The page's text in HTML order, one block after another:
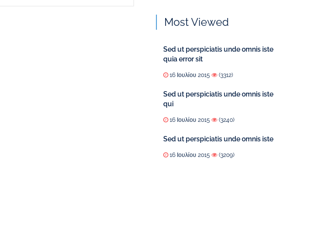
Most Viewed
Sed ut perspiciatis unde omnis iste
quia error sit
16 Ιουλίου 2015 (3312)
Sed ut perspiciatis unde omnis iste
qui
16 Ιουλίου 2015 (3240)
Sed ut perspiciatis unde omnis iste
16 Ιουλίου 2015 (3209)